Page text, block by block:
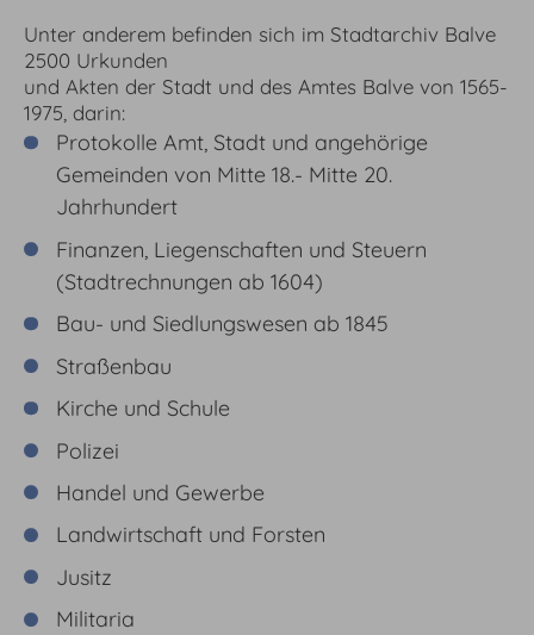
Unter anderem befinden sich im Stadtarchiv Balve
2500 Urkunden
und Akten der Stadt und des Amtes Balve von 1565-
1975, darin:
Protokolle Amt, Stadt und angehörige
Gemeinden von Mitte 18.- Mitte 20.
Jahrhundert
Finanzen, Liegenschaften und Steuern
(Stadtrechnungen ab 1604)
Bau- und Siedlungswesen ab 1845
Straßenbau
Kirche und Schule
Polizei
Handel und Gewerbe
Landwirtschaft und Forsten
Jusitz
Militaria